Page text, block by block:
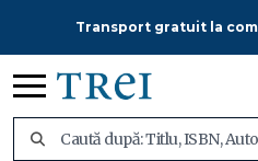
Transport gratuit la